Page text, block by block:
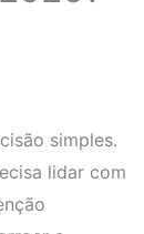
simples.
lidar com